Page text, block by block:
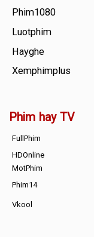
Phim1080
Luotphim
Hayghe
Xemphimplus
Phim hay TV
FullPhim
HDOnline
MotPhim
Phim14
Vkool